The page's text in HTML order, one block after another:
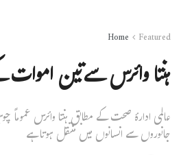
Home Featured
ہنتا وائرس سےتین اموات
عالمی ادارۂ صحت کے مطابق ہنتا وائرس عموماً
جانوروں سے انسانوں میں منتقل ہوتا ہے